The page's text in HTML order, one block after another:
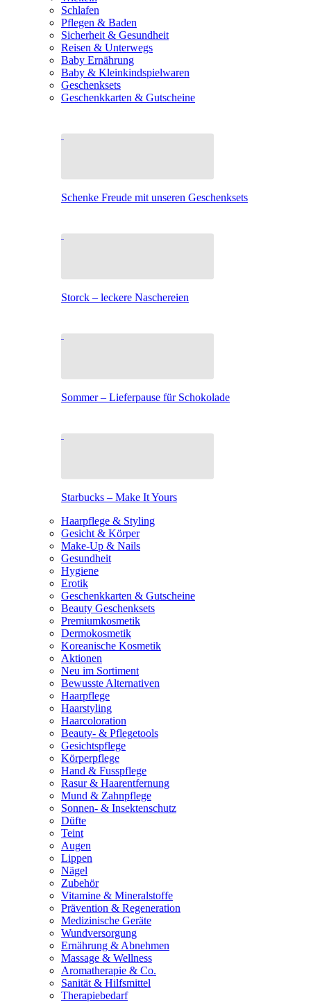
Schlafen
Pflegen & Baden
Sicherheit & Gesundheit
Reisen & Unterwegs
Baby Ernährung
Baby & Kleinkindspielwaren
Geschenksets
Geschenkkarten & Gutscheine
Schenke Freude mit unseren Geschenksets
Storck – leckere Naschereien
Sommer – Lieferpause für Schokolade
Starbucks – Make It Yours
Haarpflege & Styling
Gesicht & Körper
Make-Up & Nails
Gesundheit
Hygiene
Erotik
Geschenkkarten & Gutscheine
Beauty Geschenksets
Premiumkosmetik
Dermokosmetik
Koreanische Kosmetik
Aktionen
Neu im Sortiment
Bewusste Alternativen
Haarpflege
Haarstyling
Haarcoloration
Beauty- & Pflegetools
Gesichtspflege
Körperpflege
Hand & Fusspflege
Rasur & Haarentfernung
Mund & Zahnpflege
Sonnen- & Insektenschutz
Düfte
Teint
Augen
Lippen
Nägel
Zubehör
Vitamine & Mineralstoffe
Prävention & Regeneration
Medizinische Geräte
Wundversorgung
Ernährung & Abnehmen
Massage & Wellness
Aromatherapie & Co.
Sanität & Hilfsmittel
Therapiebedarf